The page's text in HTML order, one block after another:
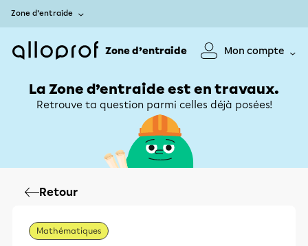
Zone d’entraide
Zone d’entraide Mon compte
La Zone d’entraide est en travaux.
Retrouve ta question parmi celles déjà posées!
Retour
Mathématiques